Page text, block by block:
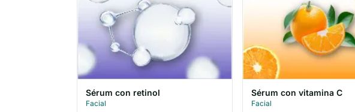
Sérum con retinol
Facial
Sérum con vitamina C
Facial